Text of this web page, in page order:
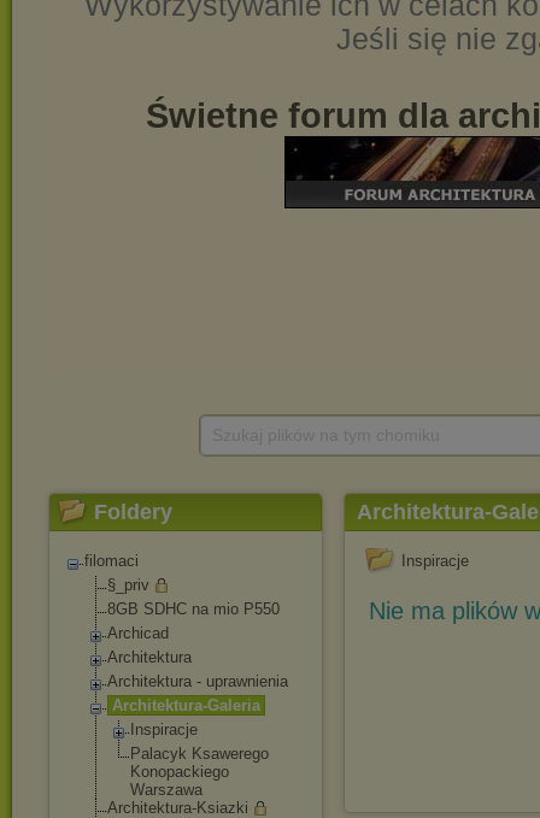
Foldery
filomaci
§_priv
8GB SDHC na mio P550
Archicad
Architektura
Architektura - uprawnienia
Architektura-Galeria
Inspiracje
Palacyk Ksawerego
Konopackiego
Warszawa
Architektura-Ksiazki
Architektura-
Inspiracje
Nie ma plików